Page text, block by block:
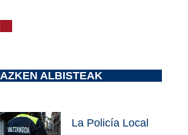
AZKEN ALBISTEAK
La Policía Local